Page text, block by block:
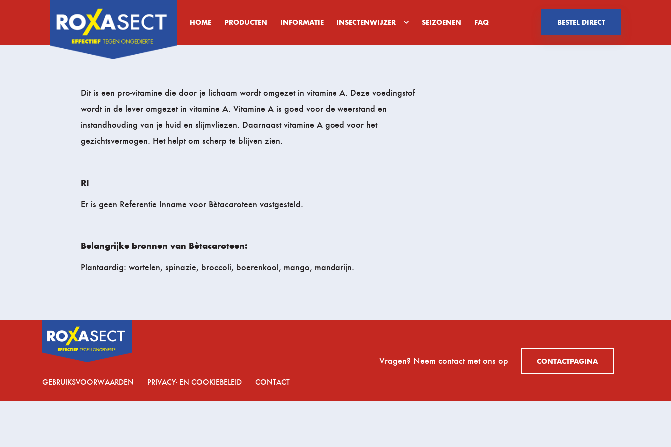
HOME PRODUCTEN INFORMATIE INSECTENWIJZER SEIZOENEN FAQ BESTEL DIRECT
Dit is een pro-vitamine die door je lichaam wordt omgezet in vitamine A. Deze voedingstof
wordt in de lever omgezet in vitamine A. Vitamine A is goed voor de weerstand en
instandhouding van je huid en slijmvliezen. Daarnaast vitamine A goed voor het
gezichtsvermogen. Het helpt om scherp te blijven zien.
RI
Er is geen Referentie Inname voor Bètacaroteen vastgesteld.
Belangrijke bronnen van Bètacaroteen:
Plantaardig: wortelen, spinazie, broccoli, boerenkool, mango, mandarijn.
Vragen? Neem contact met ons op CONTACTPAGINA
GEBRUIKSVOORWAARDEN PRIVACY- EN COOKIEBELEID CONTACT